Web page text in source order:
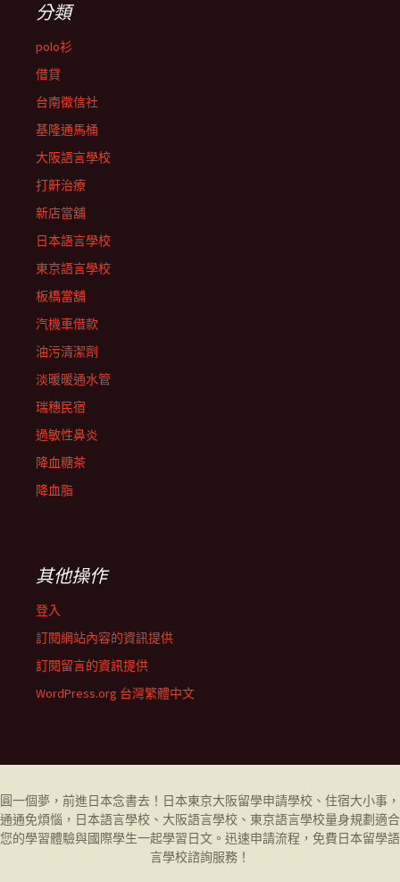
分類
polo衫
借貸
台南徵信社
基隆通馬桶
大阪語言學校
打鼾治療
新店當舖
日本語言學校
東京語言學校
板橋當舖
汽機車借款
油污清潔劑
淡暖暖通水管
瑞穗民宿
過敏性鼻炎
降血糖茶
降血脂
其他操作
登入
訂閱網站內容的資訊提供
訂閱留言的資訊提供
WordPress.org 台灣繁體中文
圓一個夢，前進日本念書去！日本東京大阪留學申請學校、住宿大小事，
通通免煩惱，日本語言學校、大阪語言學校、東京語言學校量身規劃適合
您的學習體驗與國際學生一起學習日文。迅速申請流程，免費日本留學語
言學校諮詢服務！